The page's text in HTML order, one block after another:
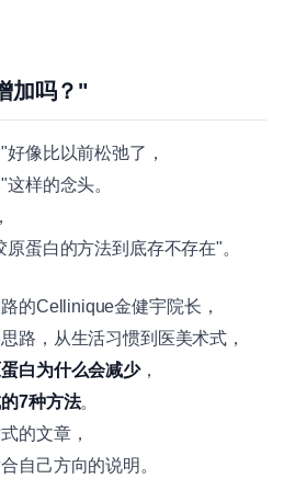
加吗？"
像比以前松弛了，
样的念头。
蛋白的方法到底存不存在"。
的Cellinique金健宇院长，
路，从生活习惯到医美术式，
白为什么会减少，
7种方法。
的文章，
自己方向的说明。